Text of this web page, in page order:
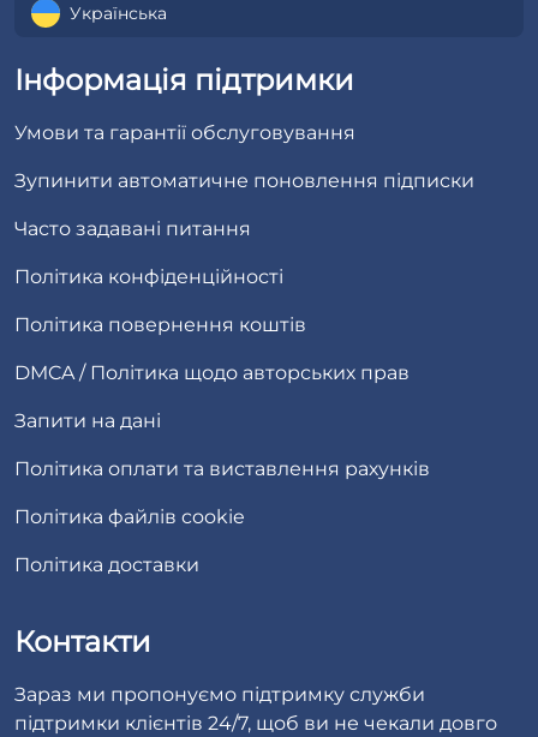
Українська
Інформація підтримки
Умови та гарантії обслуговування
Зупинити автоматичне поновлення підписки
Часто задавані питання
Політика конфіденційності
Політика повернення коштів
DMCA / Політика щодо авторських прав
Запити на дані
Політика оплати та виставлення рахунків
Політика файлів cookie
Політика доставки
Контакти
Зараз ми пропонуємо підтримку служби
підтримки клієнтів 24/7, щоб ви не чекали довго